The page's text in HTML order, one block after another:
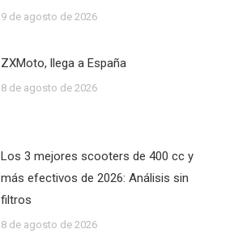
9 de agosto de 2026
ZXMoto, llega a España
8 de agosto de 2026
Los 3 mejores scooters de 400 cc y
más efectivos de 2026: Análisis sin
filtros
8 de agosto de 2026